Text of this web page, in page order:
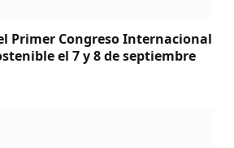
Primer Congreso Internacional
el 7 y 8 de septiembre